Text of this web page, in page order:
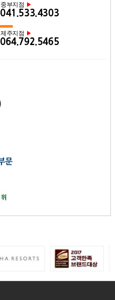
중부지점 ▶
041.533.4303
제주지점 ▶
064.792.5465